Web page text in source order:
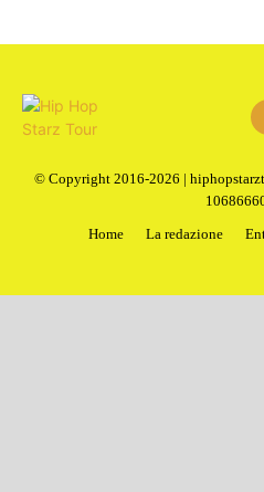
© Copyright 2016-2026 |
Home
La redazione